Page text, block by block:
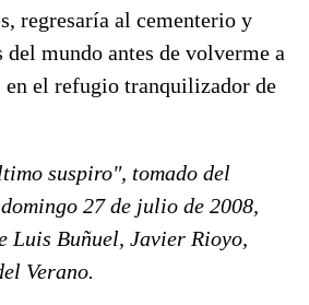
regresaría al cementerio y
del mundo antes de volverme a
el refugio tranquilizador de
suspiro", tomado del
27 de julio de 2008,
Luis Buñuel, Javier Rioyo,
Verano.